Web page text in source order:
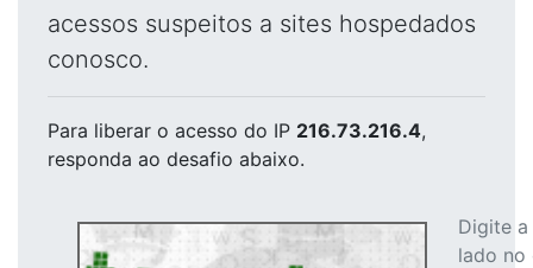
acessos suspeitos a sites hospedados
conosco.
Para liberar o acesso do IP 216.73.216.4,
responda ao desafio abaixo.
Digite
lado no